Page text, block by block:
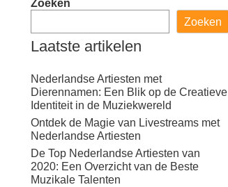
Zoeken
Zoeken
Laatste artikelen
Nederlandse Artiesten met
Dierennamen: Een Blik op de Creatieve
Identiteit in de Muziekwereld
Ontdek de Magie van Livestreams met
Nederlandse Artiesten
De Top Nederlandse Artiesten van
2020: Een Overzicht van de Beste
Muzikale Talenten